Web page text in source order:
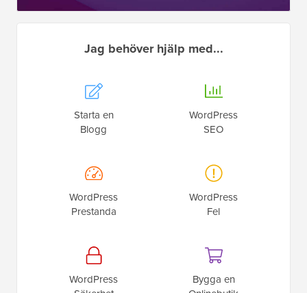
Jag behöver hjälp med...
Starta en
Blogg
WordPress
SEO
WordPress
Prestanda
WordPress
Fel
WordPress
Bygga en